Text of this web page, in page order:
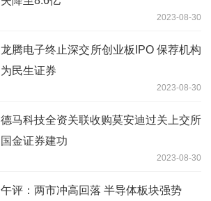
2023-08-30
龙腾电子终止深交所创业板IPO 保荐机构
为民生证券
2023-08-30
德马科技全资关联收购莫安迪过关上交所
国金证券建功
2023-08-30
午评：两市冲高回落 半导体板块强势